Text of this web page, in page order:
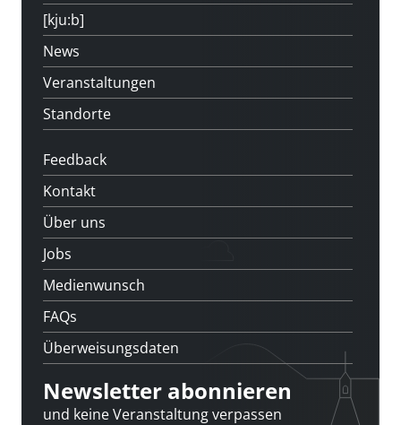
[kju:b]
News
Veranstaltungen
Standorte
Feedback
Kontakt
Über uns
Jobs
Medienwunsch
FAQs
Überweisungsdaten
Newsletter abonnieren
und keine Veranstaltung verpassen